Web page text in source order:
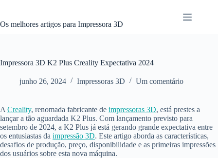
o
Os melhores artigos para Impressora 3D
Impressora 3D K2 Plus Creality Expectativa 2024
junho 26, 2024 Impressoras 3D Um comentário
A Creality, renomada fabricante de impressoras 3D, está prestes a
lançar a tão aguardada K2 Plus. Com lançamento previsto para
setembro de 2024, a K2 Plus já está gerando grande expectativa entre
os entusiastas da impressão 3D. Este artigo aborda as características,
desafios de produção, preço, disponibilidade e as primeiras impressões
dos usuários sobre esta nova máquina.